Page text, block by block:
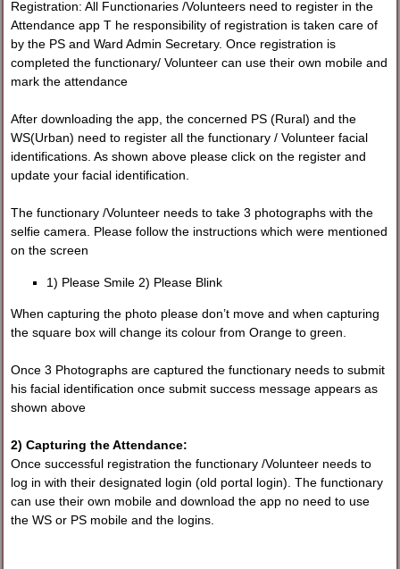
Registration: All Functionaries /Volunteers need to register in the
Attendance app T he responsibility of registration is taken care of
by the PS and Ward Admin Secretary. Once registration is
completed the functionary/ Volunteer can use their own mobile and
mark the attendance
After downloading the app, the concerned PS (Rural) and the
WS(Urban) need to register all the functionary / Volunteer facial
identifications. As shown above please click on the register and
update your facial identification.
The functionary /Volunteer needs to take 3 photographs with the
selfie camera. Please follow the instructions which were mentioned
on the screen
1) Please Smile 2) Please Blink
When capturing the photo please don’t move and when capturing
the square box will change its colour from Orange to green.
Once 3 Photographs are captured the functionary needs to submit
his facial identification once submit success message appears as
shown above
2) Capturing the Attendance:
Once successful registration the functionary /Volunteer needs to
log in with their designated login (old portal login). The functionary
can use their own mobile and download the app no need to use
the WS or PS mobile and the logins.